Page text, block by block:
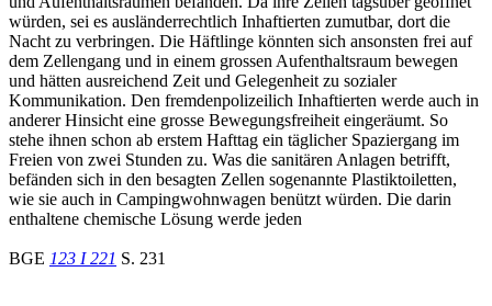
würden, sei es ausländerrechtlich Inhaftierten zumutbar, dort die
Nacht zu verbringen. Die Häftlinge könnten sich ansonsten frei auf
dem Zellengang und in einem grossen Aufenthaltsraum bewegen
und hätten ausreichend Zeit und Gelegenheit zu sozialer
Kommunikation. Den fremdenpolizeilich Inhaftierten werde auch in
anderer Hinsicht eine grosse Bewegungsfreiheit eingeräumt. So
stehe ihnen schon ab erstem Hafttag ein täglicher Spaziergang im
Freien von zwei Stunden zu. Was die sanitären Anlagen betrifft,
befänden sich in den besagten Zellen sogenannte Plastiktoiletten,
wie sie auch in Campingwohnwagen benützt würden. Die darin
enthaltene chemische Lösung werde jeden
BGE 123 I 221 S. 231